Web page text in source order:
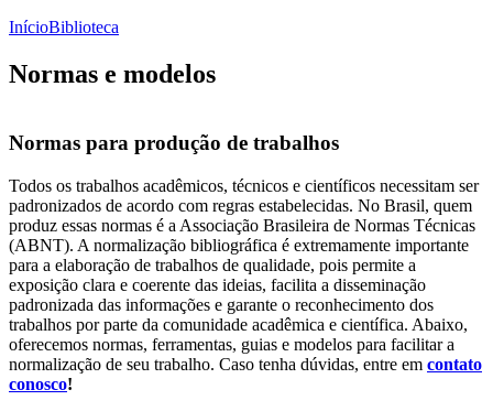
InícioBiblioteca
Normas e modelos
Normas para produção de trabalhos
Todos os trabalhos acadêmicos, técnicos e científicos necessitam ser
padronizados de acordo com regras estabelecidas. No Brasil, quem
produz essas normas é a Associação Brasileira de Normas Técnicas
(ABNT). A normalização bibliográfica é extremamente importante
para a elaboração de trabalhos de qualidade, pois permite a
exposição clara e coerente das ideias, facilita a disseminação
padronizada das informações e garante o reconhecimento dos
trabalhos por parte da comunidade acadêmica e científica. Abaixo,
oferecemos normas, ferramentas, guias e modelos para facilitar a
normalização de seu trabalho. Caso tenha dúvidas, entre em contato
conosco!